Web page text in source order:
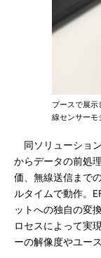
ブースで展
線センサーモ
同ソリューショ
からデータの前処
価、無線送信まで
ルタイムで動作。
ットへの独自の変
ロセスによって実
ーの解像度やユー